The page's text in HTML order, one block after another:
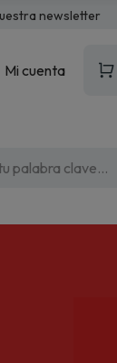
newsletter
Mi cuenta